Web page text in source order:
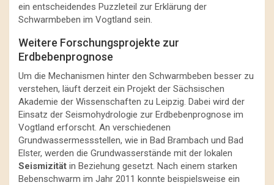
ein entscheidendes Puzzleteil zur Erklärung der
Schwarmbeben im Vogtland sein.
Weitere Forschungsprojekte zur
Erdbebenprognose
Um die Mechanismen hinter den Schwarmbeben besser zu
verstehen, läuft derzeit ein Projekt der Sächsischen
Akademie der Wissenschaften zu Leipzig. Dabei wird der
Einsatz der Seismohydrologie zur Erdbebenprognose im
Vogtland erforscht. An verschiedenen
Grundwassermessstellen, wie in Bad Brambach und Bad
Elster, werden die Grundwasserstände mit der lokalen
Seismizität in Beziehung gesetzt. Nach einem starken
Bebenschwarm im Jahr 2011 konnte beispielsweise ein